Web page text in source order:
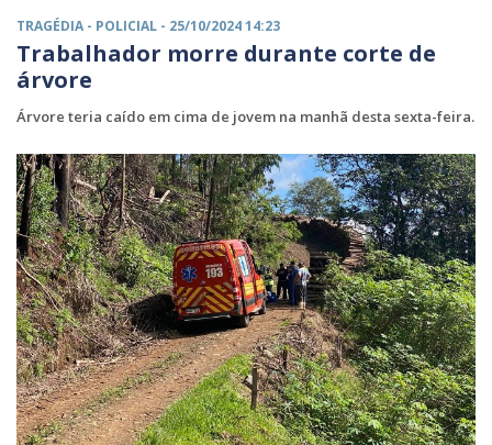
TRAGÉDIA - POLICIAL - 25/10/2024 14:23
Trabalhador morre durante corte de
árvore
Árvore teria caído em cima de jovem na manhã desta sexta-feira.